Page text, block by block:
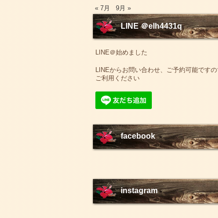
« 7月 9月 »
LINE ＠elh4431q
LINE＠始めました
LINEからお問い合わせ、ご予約可能です
ご利用ください
facebook
instagram